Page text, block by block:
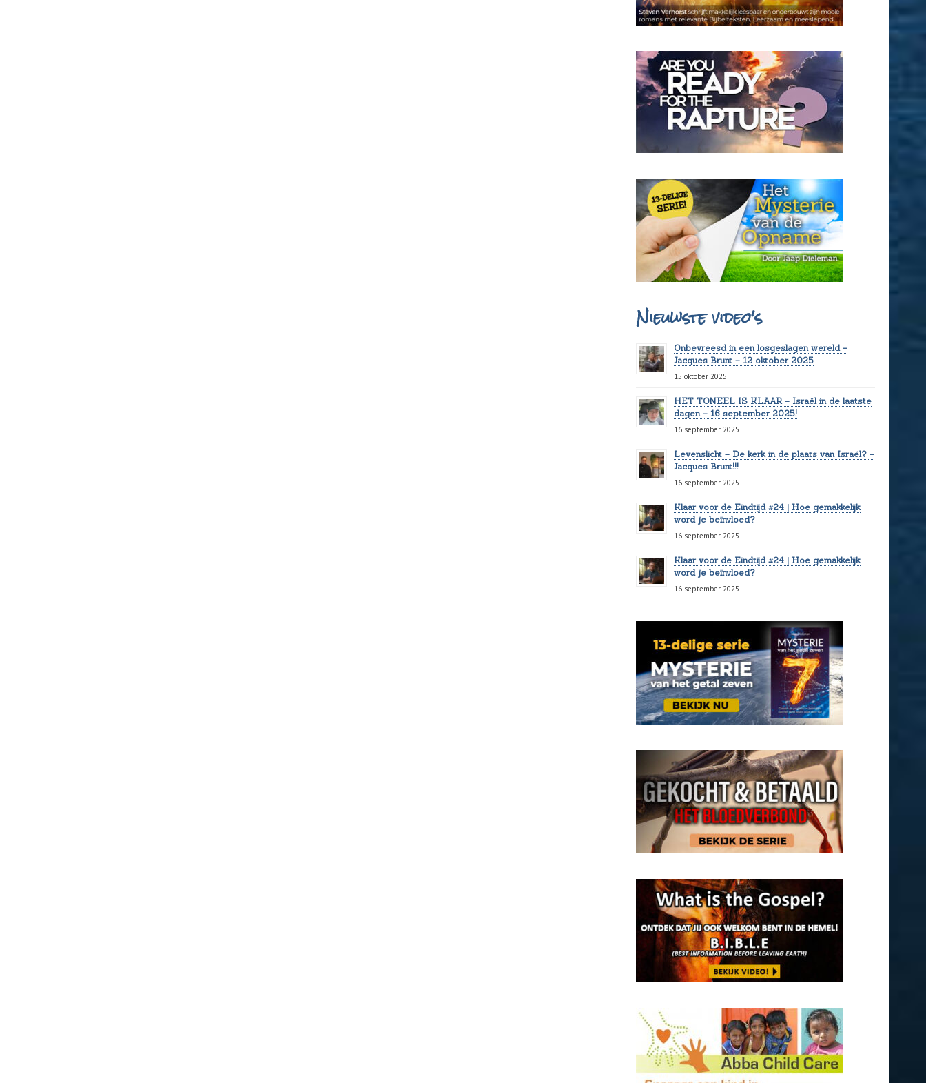
Nieuwste video's
Onbevreesd in een losgeslagen wereld –
Jacques Brunt – 12 oktober 2025
15 oktober 2025
HET TONEEL IS KLAAR – Israël in de laatste
dagen – 16 september 2025!
16 september 2025
Levenslicht – De kerk in de plaats van Israël? –
Jacques Brunt!!!
16 september 2025
Klaar voor de Eindtijd #24 | Hoe gemakkelijk
word je beïnvloed?
16 september 2025
Klaar voor de Eindtijd #24 | Hoe gemakkelijk
word je beïnvloed?
16 september 2025